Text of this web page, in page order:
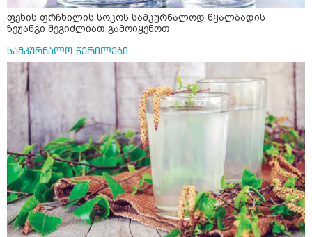
ფეხის ფრჩხილის სოკოს სამკურნალოდ წყალბადის
ზეჟანგი შეგიძლიათ გამოიყენოთ
სამკურნალო წერილები